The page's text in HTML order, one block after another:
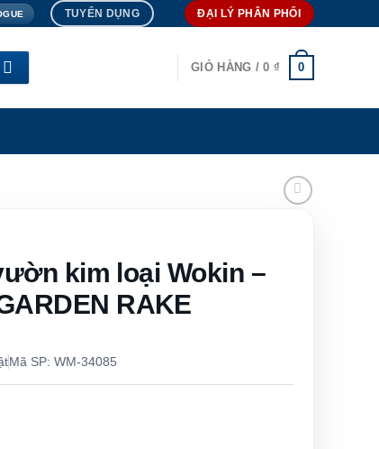
TUYỂN DỤNG ĐẠI LÝ PHÂN PHỐI
GIỎ HÀNG /0 ₫ 0
kim loại Wokin –
RAKE
Mã SP: WM-34085